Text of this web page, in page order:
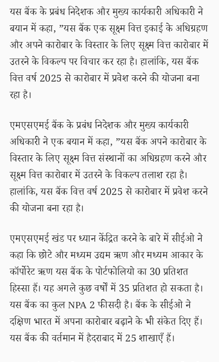
यस बैंक के प्रबंध निदेशक और मुख्य कार्यकारी अधिकारी ने
बयान में कहा, ”यस बैंक एक सूक्ष्म वित्त इकाई के अधिग्रहण
और अपने कारोबार के विस्तार के लिए सूक्ष्म वित्त कारोबार में
उतरने के विकल्प पर विचार कर रहा है। हालांकि, यस बैंक
वित्त वर्ष 2025 से कारोबार में प्रवेश करने की योजना बना
रहा है।
एमएसएमई बैंक के प्रबंध निदेशक और मुख्य कार्यकारी
अधिकारी ने एक बयान में कहा, ”यस बैंक अपने कारोबार के
विस्तार के लिए सूक्ष्म वित्त संस्थानों का अधिग्रहण करने और
सूक्ष्म वित्त कारोबार में उतरने के विकल्प तलाश रहा है।
हालांकि, यस बैंक वित्त वर्ष 2025 से कारोबार में प्रवेश करने
की योजना बना रहा है।
एमएसएमई खंड पर ध्यान केंद्रित करने के बारे में सीईओ ने
कहा कि छोटे और मध्यम उद्यम ऋण और मध्यम आकार के
कॉर्पोरेट ऋण यस बैंक के पोर्टफोलियो का 30 प्रतिशत
हिस्सा हैं। यह अगले कुछ वर्षों में 35 प्रतिशत हो सकता है।
यस बैंक का कुल NPA 2 फीसदी है। बैंक के सीईओ ने
दक्षिण भारत में अपना कारोबार बढ़ाने के भी संकेत दिए हैं।
यस बैंक की वर्तमान में हैदराबाद में 25 शाखाएँ हैं।